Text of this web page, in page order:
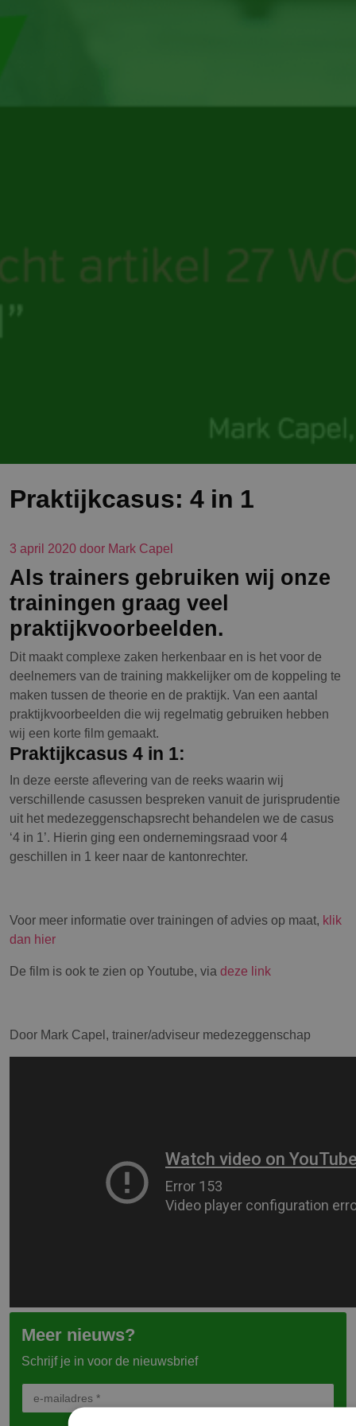
Praktijkcasus: 4 in 1
3 april 2020 door Mark Capel
Als trainers gebruiken wij onze
trainingen graag veel
praktijkvoorbeelden.
Dit maakt complexe zaken herkenbaar en is het voor de
deelnemers van de training makkelijker om de koppeling te
maken tussen de theorie en de praktijk. Van een aantal
praktijkvoorbeelden die wij regelmatig gebruiken hebben
wij een korte film gemaakt.
Praktijkcasus 4 in 1:
In deze eerste aflevering van de reeks waarin wij
verschillende casussen bespreken vanuit de jurisprudentie
uit het medezeggenschapsrecht behandelen we de casus
‘4 in 1’. Hierin ging een ondernemingsraad voor 4
geschillen in 1 keer naar de kantonrechter.
Voor meer informatie over trainingen of advies op maat, klik
dan hier
De film is ook te zien op Youtube, viadeze link
Door Mark Capel, trainer/adviseur medezeggenschap
Meer nieuws?
Schrijf je in voor de nieuwsbrief